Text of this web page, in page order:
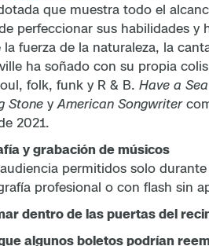
que muestra todo el
perfeccionar sus habilidades y
fuerza de la naturaleza, la
ha soñado con su propia
folk, funk y R & B.Have a
Stone yAmerican Songwriter
2021.
y grabación de músicos
permitidos solo
profesional o con flash sin
dentro de las puertas del
algunos boletos podrían